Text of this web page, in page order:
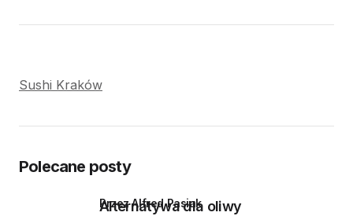
Sushi Kraków
Polecane posty
Alternatywa dla oliwy
przez Alfred Pasiak